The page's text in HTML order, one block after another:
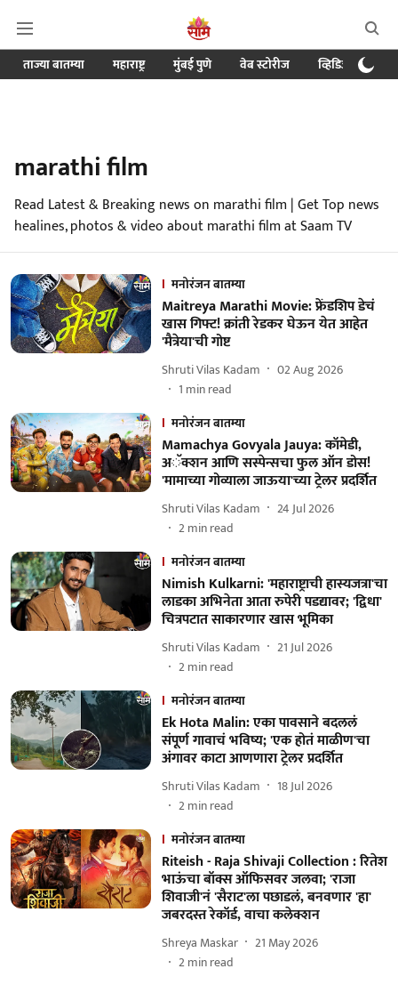
ताज्या बातम्या महाराष्ट्र मुंबई पुणे वेब स्टोरीज व्हिडिओ
marathi film
Read Latest & Breaking news on marathi film | Get Top news
healines, photos & video about marathi film at Saam TV
मनोरंजन बातम्या
Maitreya Marathi Movie: फ्रेंडशिप डेचं
खास गिफ्ट! क्रांती रेडकर घेऊन येत आहेत
'मैत्रेया'ची गोष्ट
Shruti Vilas Kadam
02 Aug 2026
1 min read
मनोरंजन बातम्या
Mamachya Govyala Jauya: कॉमेडी,
अॅक्शन आणि सस्पेन्सचा फुल ऑन डोस!
'मामाच्या गोव्याला जाऊया'च्या ट्रेलर प्रदर्शित
Shruti Vilas Kadam
24 Jul 2026
2min read
मनोरंजन बातम्या
Nimish Kulkarni: 'महाराष्ट्राची हास्यजत्रा'चा
लाडका अभिनेता आता रुपेरी पडद्यावर; 'द्विधा'
चित्रपटात साकारणार खास भूमिका
Shruti Vilas Kadam
21 Jul 2026
2min read
मनोरंजन बातम्या
Ek Hota Malin: एका पावसाने बदललं
संपूर्ण गावाचं भविष्य; 'एक होतं माळीण'चा
अंगावर काटा आणणारा ट्रेलर प्रदर्शित
Shruti Vilas Kadam
18 Jul 2026
2min read
मनोरंजन बातम्या
Riteish - Raja Shivaji Collection : रितेश
भाऊंचा बॉक्स ऑफिसवर जलवा; 'राजा
शिवाजी'नं 'सैराट'ला पछाडलं, बनवणार 'हा'
जबरदस्त रेकॉर्ड, वाचा कलेक्शन
Shreya Maskar
21 May 2026
2min read